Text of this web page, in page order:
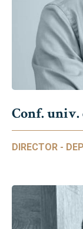
Conf.
DIRECTOR -